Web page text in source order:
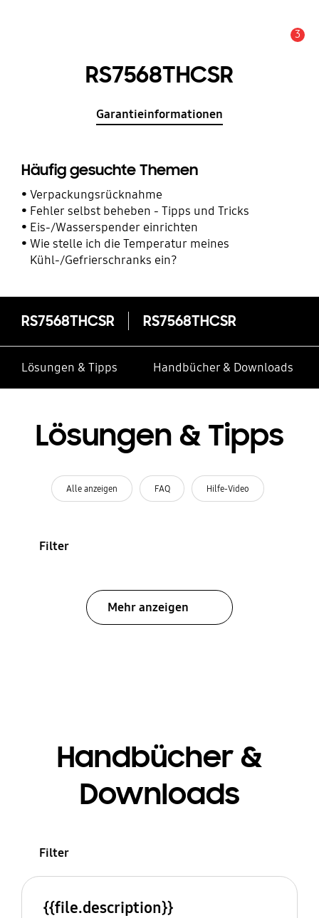
3
RS7568THCSR
Garantieinformationen
Häufig gesuchte Themen
Verpackungsrücknahme
Fehler selbst beheben - Tipps und Tricks
Eis-/Wasserspender einrichten
Wie stelle ich die Temperatur meines
Kühl-/Gefrierschranks ein?
RS7568THCSR RS7568THCSR
Lösungen & Tipps Handbücher & Downloads
Lösungen & Tipps
Alle anzeigen FAQ Hilfe-Video
Filter
Mehr anzeigen
Handbücher &
Downloads
Filter
{{file.description}}